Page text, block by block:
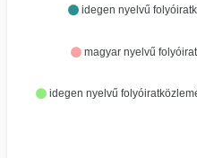
idegen nyelvű
magyar nyelvű
idegen nyelvű